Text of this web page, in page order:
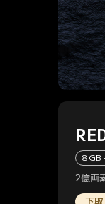
8 GB
2億画
下取